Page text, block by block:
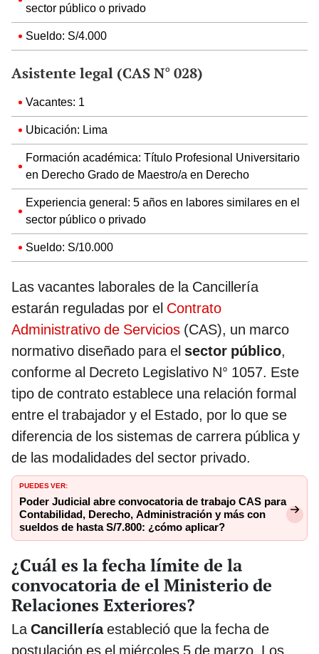
sector público o privado
Sueldo: S/4.000
Asistente legal (CAS N° 028)
Vacantes: 1
Ubicación: Lima
Formación académica: Título Profesional Universitario
en Derecho Grado de Maestro/a en Derecho
Experiencia general: 5 años en labores similares en el
sector público o privado
Sueldo: S/10.000
Las vacantes laborales de la Cancillería
estarán reguladas por el Contrato
Administrativo de Servicios (CAS), un marco
normativo diseñado para el sector público,
conforme al Decreto Legislativo N° 1057. Este
tipo de contrato establece una relación formal
entre el trabajador y el Estado, por lo que se
diferencia de los sistemas de carrera pública y
de las modalidades del sector privado.
PUEDES VER:
Poder Judicial abre convocatoria de trabajo CAS para
Contabilidad, Derecho, Administración y más con
sueldos de hasta S/7.800: ¿cómo aplicar?
¿Cuál es la fecha límite de la
convocatoria de el Ministerio de
Relaciones Exteriores?
LaCancilleríaestableció que la fecha de
postulación es el miércoles 5 de marzo. Los